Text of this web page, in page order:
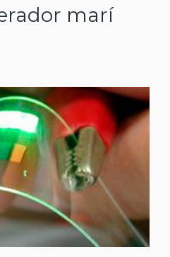
marí